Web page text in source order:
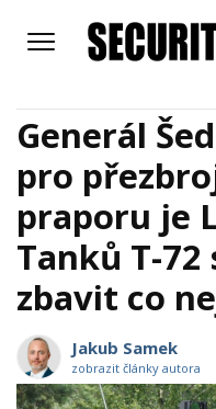
Generál
pro
praporu je
Tanků T-72
zbavit co
Jakub Samek
zobrazit články autora